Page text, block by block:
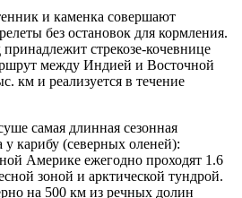
и каменка совершают
без остановок для кормления.
стрекозе-кочевнице
между Индией и Восточной
км и реализуется в течение
самая длинная сезонная
карибу (северных оленей):
Америке ежегодно проходят 1.6
зоной и арктической тундрой.
на 500 км из речных долин